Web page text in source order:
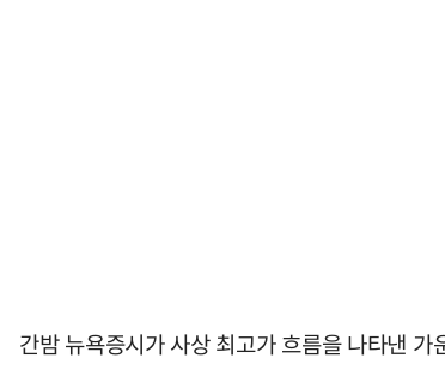
간밤 뉴욕증시가 사상 최고가 흐름을 나타낸